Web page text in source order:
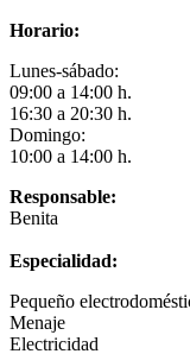
Horario:
Lunes-sábado:
09:00 a 14:00 h.
16:30 a 20:30 h.
Domingo:
10:00 a 14:00 h.
Responsable:
Benita
Especialidad:
Pequeño
Menaje
Electricidad